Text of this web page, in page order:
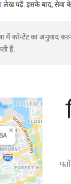
लेख पढ़ें. इसके बाद, सेवा के
में कॉन्टेंट का अनुवाद
हैं.